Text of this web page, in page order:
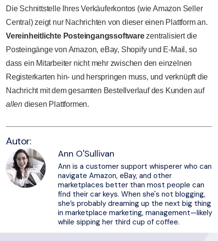
Die Schnittstelle Ihres Verkäuferkontos (wie Amazon Seller
Central) zeigt nur Nachrichten von dieser einen Plattform an.
Vereinheitlichte Posteingangssoftwarezentralisiert die
Posteingänge von Amazon, eBay, Shopify und E-Mail, so
dass ein Mitarbeiter nicht mehr zwischen den einzelnen
Registerkarten hin- und herspringen muss, und verknüpft die
Nachricht mit dem gesamten Bestellverlauf des Kunden auf
allen diesen Plattformen.
Autor:
Ann O'Sullivan
Ann is a customer support whisperer who can
navigate Amazon, eBay, and other
marketplaces better than most people can
find their car keys. When she's not blogging,
she’s probably dreaming up the next big thing
in marketplace marketing, management—likely
while sipping her third cup of coffee.